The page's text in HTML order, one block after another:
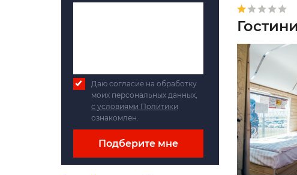
Даю согласие на обработку
моих персональных данных,
с условиями Политики
ознакомлен.
Подберите мне